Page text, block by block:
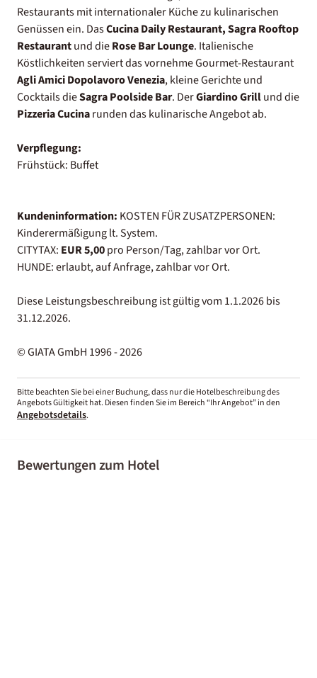
Restaurants mit internationaler Küche zu kulinarischen
Genüssen ein. DasCucina Daily Restaurant, Sagra Rooftop
Restaurantund dieRose Bar Lounge. Italienische
Köstlichkeiten serviert das vornehme Gourmet-Restaurant
Agli Amici Dopolavoro Venezia, kleine Gerichte und
Cocktails dieSagra Poolside Bar. DerGiardino Grillund die
Pizzeria Cucinarunden das kulinarische Angebot ab.
Verpflegung:
Frühstück: Buffet
Kundeninformation: KOSTEN FÜR ZUSATZPERSONEN:
Kinderermäßigung lt. System.
CITYTAX: EUR 5,00pro Person/Tag, zahlbar vor Ort.
HUNDE: erlaubt, auf Anfrage, zahlbar vor Ort.
Diese Leistungsbeschreibung ist gültig vom 1.1.2026 bis
31.12.2026.
© GIATA GmbH 1996 - 2026
Bitte beachten Sie bei einer Buchung, dass nur die Hotelbeschreibung des
Angebots Gültigkeit hat. Diesen finden Sie im Bereich “Ihr Angebot” in den
Angebotsdetails.
Bewertungen zum Hotel